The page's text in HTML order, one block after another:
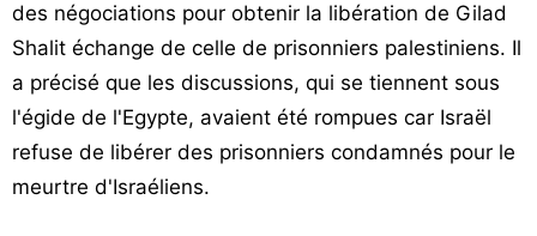
des négociations pour obtenir la libération de Gilad
Shalit échange de celle de prisonniers palestiniens. Il
a précisé que les discussions, qui se tiennent sous
l'égide de l'Egypte, avaient été rompues car Israël
refuse de libérer des prisonniers condamnés pour le
meurtre d'Israéliens.